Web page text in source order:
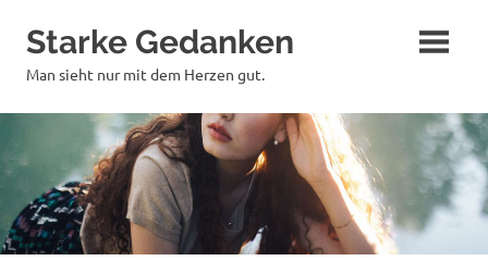
Inhalt
springen
Starke Gedanken
Man sieht nur mit dem Herzen gut.